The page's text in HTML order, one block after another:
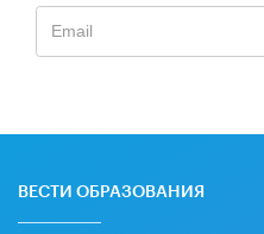
ВЕСТИ ОБРАЗОВАНИЯ